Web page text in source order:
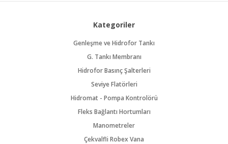
Kategoriler
Genleşme ve Hidrofor Tankı
G. Tankı Membranı
Hidrofor Basınç Şalterleri
Seviye Flatörleri
Hidromat - Pompa Kontrolörü
Fleks Bağlantı Hortumları
Manometreler
Çekvalfli Robex Vana